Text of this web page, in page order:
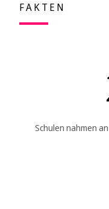
FAKTEN
Schulen nahmen